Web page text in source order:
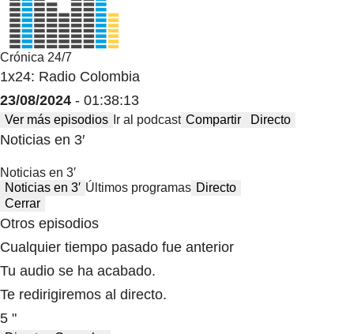
Crónica 24/7
1x24: Radio Colombia
23/08/2024 - 01:38:13
Ver más episodios Ir al podcast Compartir Directo
Noticias en 3′
Noticias en 3′
Noticias en 3′ Últimos programas Directo
Cerrar
Otros episodios
Cualquier tiempo pasado fue anterior
Tu audio se ha acabado.
Te redirigiremos al directo.
5 "